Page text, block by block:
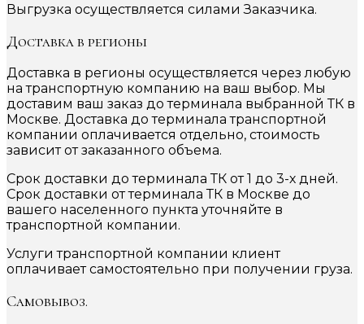
Выгрузка осуществляется силами Заказчика.
Доставка в регионы
Доставка в регионы осуществляется через любую
на транспортную компанию на ваш выбор. Мы
доставим ваш заказ до терминала выбранной ТК в
Москве. Доставка до терминала транспортной
компании оплачивается отдельно, стоимость
зависит от заказанного объема.
Срок доставки до терминала ТК от 1 до 3-х дней.
Срок доставки от терминала ТК в Москве до
вашего населенного пункта уточняйте в
транспортной компании.
Услуги транспортной компании клиент
оплачивает самостоятельно при получении груза.
Самовывоз.